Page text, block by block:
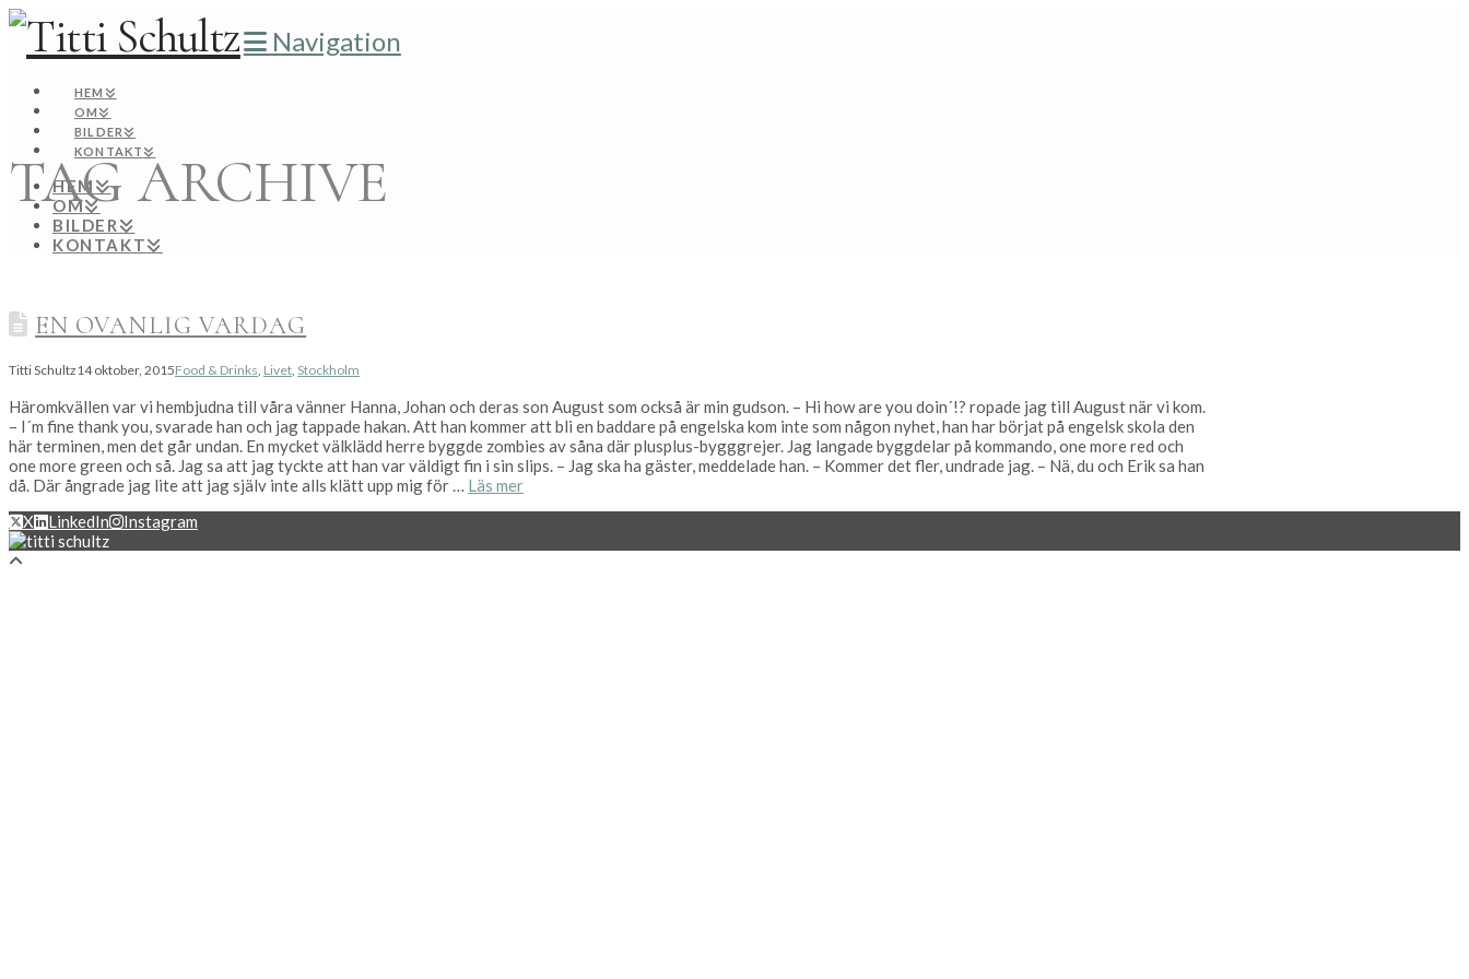
Navigation
HEM
OM
BILDER
KONTAKT
HEM
OM
BILDER
KONTAKT
TAG ARCHIVE
EN OVANLIG VARDAG
Titti Schultz14 oktober, 2015Food & Drinks Livet Stockholm
Häromkvällen var vi hembjudna till våra vänner Hanna, Johan och deras son August som också är min gudson. – Hi how are you doin´!? ropade jag till August när vi kom.
– I´m fine thank you, svarade han och jag tappade hakan. Att han kommer att bli en baddare på engelska kom inte som någon nyhet, han har börjat på engelsk skola den
här terminen, men det går undan. En mycket välklädd herre byggde zombies av såna där plusplus-bygggrejer. Jag langade byggdelar på kommando, one more red och
one more green och så. Jag sa att jag tyckte att han var väldigt fin i sin slips. – Jag ska ha gäster, meddelade han. – Kommer det fler, undrade jag. – Nä, du och Erik sa han
då. Där ångrade jag lite att jag själv inte alls klätt upp mig för … Läs mer
X
LinkedIn Instagram